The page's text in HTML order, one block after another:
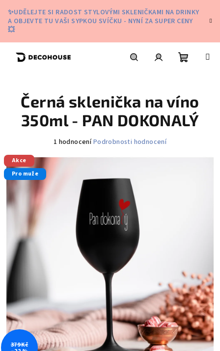
obsah
✨UDĚLEJTE SI RADOST STYLOVÝMI SKLENIČKAMI NA DRINKY
A OBJEVTE TU VAŠI SYPKOU SVÍČKU - NYNÍ ZA SUPER CENY
💥
košík
Černá sklenička na víno
350ml - PAN DOKONALÝ
Průměrné
hvězdiček.
1 hodnoceníPodrobnosti hodnocení
Akce
Pro muže
379 Kč